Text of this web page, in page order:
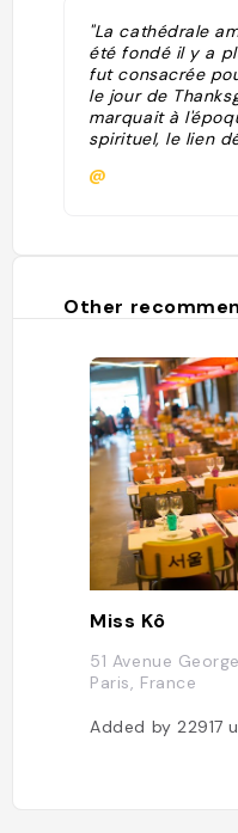
"La cathédrale
été fondé il y a
fut consacrée
le jour de
marquait à
spirituel, le lien
accueille depuis,
haute saison, ce
silhouette,
en fait un
quartier de la
@
Other
Miss Kô
51 Avenue
Paris, France
Added by 22917